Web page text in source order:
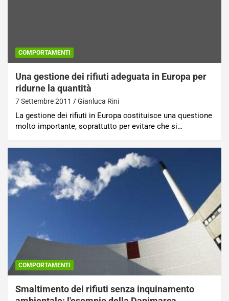
COMPORTAMENTI
Una gestione dei rifiuti adeguata in Europa per
ridurne la quantità
7 Settembre 2011 Gianluca Rini
La gestione dei rifiuti in Europa costituisce una questione
molto importante, soprattutto per evitare che si…
COMPORTAMENTI
Smaltimento dei rifiuti senza inquinamento